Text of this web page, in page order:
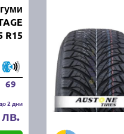
R15
69
2 дни